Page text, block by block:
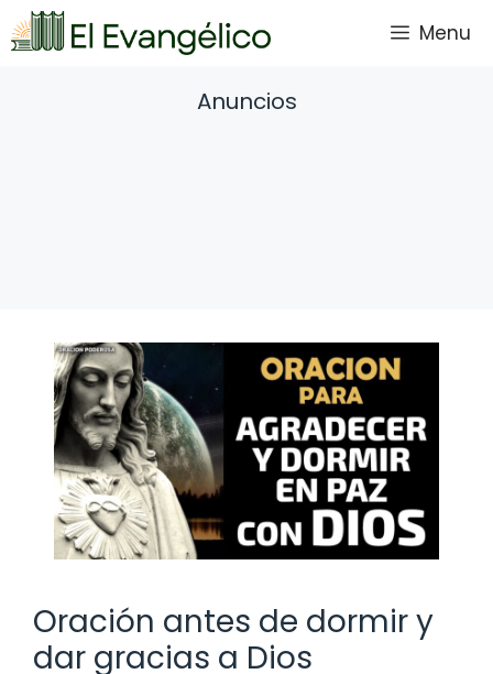
Saltar
al
Menu
Anuncios
Oración antes de dormir y
dar gracias a Dios